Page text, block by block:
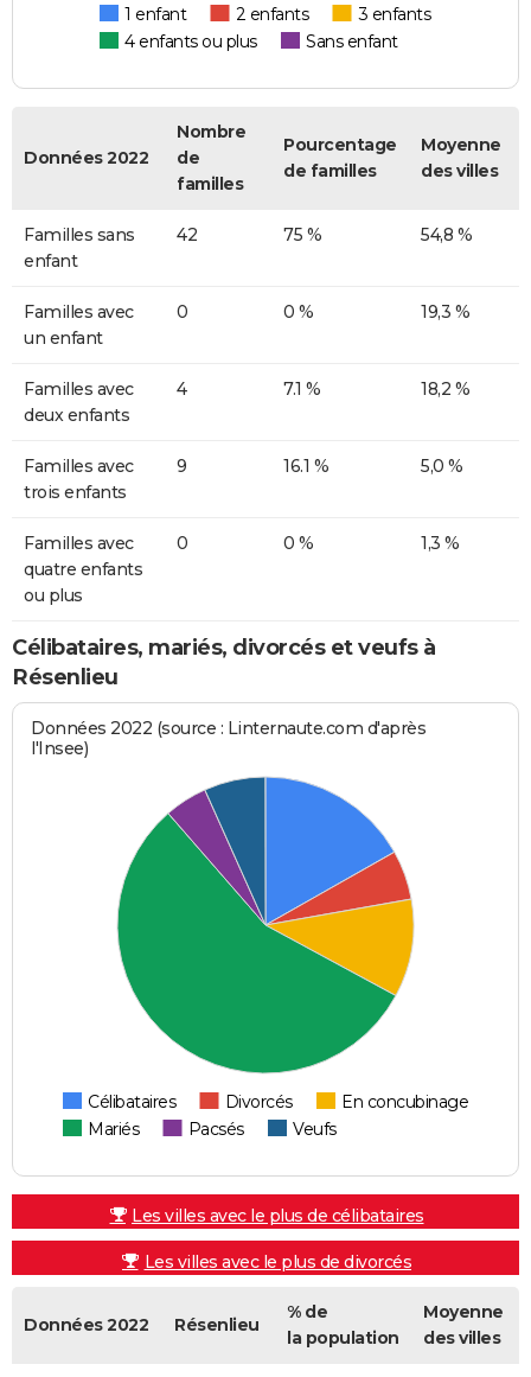
1 enfant 2 enfants
3 enfants
4 enfants ou plus
Sans enfant
Données 2022
Nombre
de
familles
Pourcentage
de familles
Moyenne
des villes
Familles sans
enfant
42 75 % 54,8 %
Familles avec
un enfant
0 0 % 19,3 %
Familles avec
deux enfants
4 7.1 % 18,2 %
Familles avec
trois enfants
9 16.1 % 5,0 %
Familles avec
quatre enfants
ou plus
0 0 % 1,3 %
Célibataires, mariés, divorcés et veufs à
Résenlieu
Données 2022 (source : Linternaute.com d'après
l'Insee)
Célibataires Divorcés
En concubinage
Mariés
Pacsés Veufs
Les villes avec le plus de célibataires
Les villes avec le plus de divorcés
Données 2022 Résenlieu
% de
la population
Moyenne
des villes